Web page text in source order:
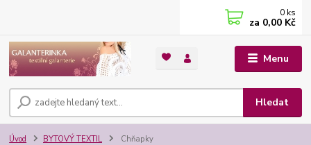
Menu
Hledat
0 ks
za 0,00 Kč
Úvod BYTOVÝ TEXTIL Chňapky